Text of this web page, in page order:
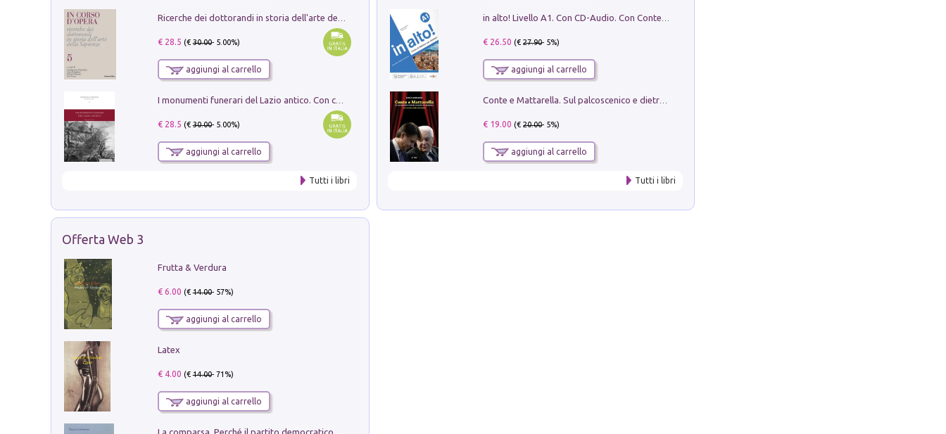
€ 28.5 (€30.00- 5.00%)
aggiungi al carrello
I monumenti funerari del Lazio antico. Con cartella con tavole
€ 28.5 (€30.00- 5.00%)
aggiungi al carrello
Tutti i libri
€ 26.50 (€27.90- 5%)
aggiungi al carrello
€ 19.00 (€20.00- 5%)
aggiungi al carrello
Tutti i libri
Offerta Web 3
Frutta & Verdura
€ 6.00 (€14.00- 57%)
aggiungi al carrello
Latex
€ 4.00 (€14.00- 71%)
aggiungi al carrello